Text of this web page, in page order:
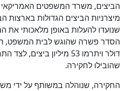
מיצרניות הביצים הגדולות בארצות
שנועדו להעלות באופן מלאכותי
דולר ויתרמו 53 מיליון
שהובילו לחקירה.
החקירה, שנוהלה במשותף על ידי